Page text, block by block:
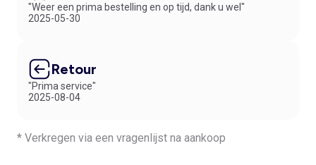
"Weer een prima bestelling en op tijd, dank u wel"
2025-05-30
Retour
"Prima service"
2025-08-04
* Verkregen via een vragenlijst na aankoop